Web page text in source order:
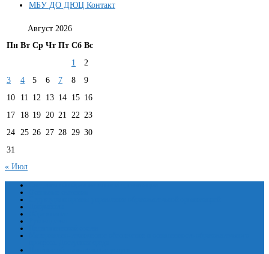
МБУ ДО ДЮЦ Контакт
Август 2026
Пн Вт Ср Чт Пт Сб Вс
1
2
3
4 5 6 7 8
9
10
11 12 13 14 15 16
17
18 19 20 21 22 23
24 25 26 27 28 29 30
31
« Июл